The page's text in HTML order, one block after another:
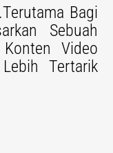
Terutama Bagi
Sebuah
Video
Tertarik